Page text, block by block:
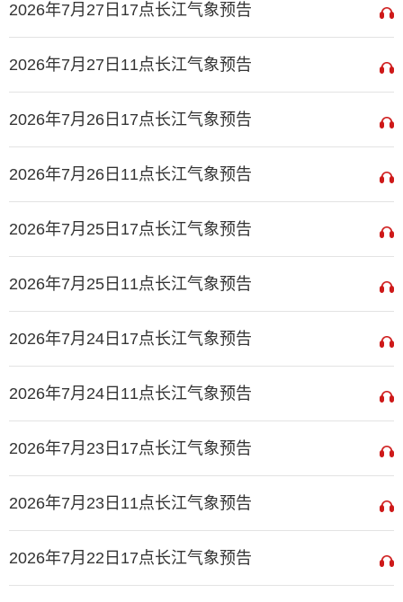
2026年7月27日17点长江气象预告
2026年7月27日11点长江气象预告
2026年7月26日17点长江气象预告
2026年7月26日11点长江气象预告
2026年7月25日17点长江气象预告
2026年7月25日11点长江气象预告
2026年7月24日17点长江气象预告
2026年7月24日11点长江气象预告
2026年7月23日17点长江气象预告
2026年7月23日11点长江气象预告
2026年7月22日17点长江气象预告